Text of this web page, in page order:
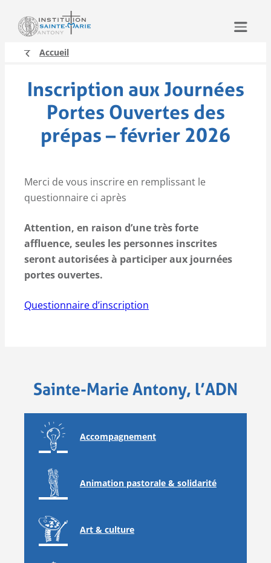
Accueil
Inscription aux Journées
Portes Ouvertes des
prépas – février 2026
Merci de vous inscrire en remplissant le
questionnaire ci après
Attention, en raison d’une très forte
affluence, seules les personnes inscrites
seront autorisées à participer aux journées
portes ouvertes.
Questionnaire d’inscription
Sainte-Marie Antony, l’ADN
Accompagnement
Animation pastorale & solidarité
Art & culture